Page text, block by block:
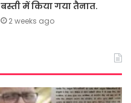
बस्ती में किया गया तैनात.
2 weeks ago